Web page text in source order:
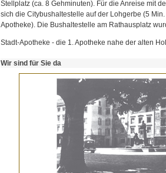
Stellplatz (ca. 8 Gehminuten). Für die Anreise mit
sich die Citybushaltestelle auf der Lohgerbe (5
Apotheke). Die Bushaltestelle am Rathausplatz
Stadt-Apotheke - die 1. Apotheke nahe der alten
Wir sind für Sie da